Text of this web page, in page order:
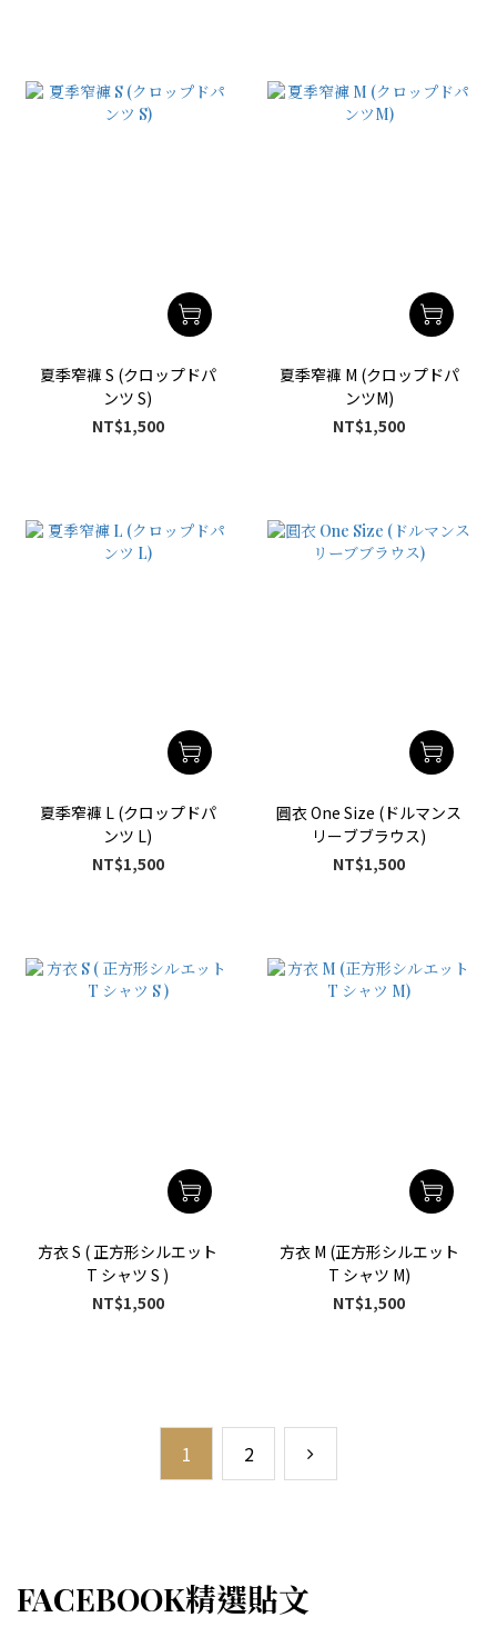
夏季窄褲 S (クロップドパ
ンツ S)
NT$1,500
夏季窄褲 M (クロップドパ
ンツM)
NT$1,500
夏季窄褲 L (クロップドパ
ンツ L)
NT$1,500
圓衣 One Size (ドルマンス
リーブブラウス)
NT$1,500
方衣 S ( 正方形シルエット
T シャツ S )
NT$1,500
方衣 M (正方形シルエット
T シャツ M)
NT$1,500
1 2
FACEBOOK精選貼文